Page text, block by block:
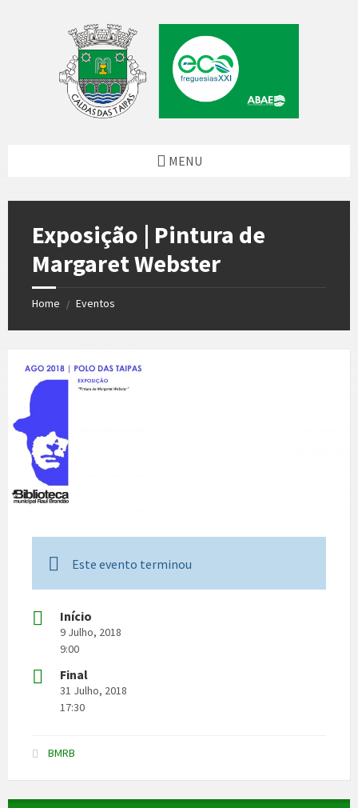
MENU
Exposição | Pintura de
Margaret Webster
Home / Eventos
Este evento terminou
Início
9 Julho, 2018
9:00
Final
31 Julho, 2018
17:30
BMRB